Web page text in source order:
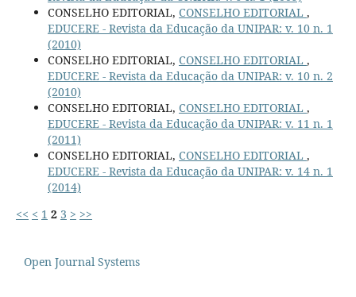
CONSELHO EDITORIAL, CONSELHO EDITORIAL ,
EDUCERE - Revista da Educação da UNIPAR: v. 10 n. 1
(2010)
CONSELHO EDITORIAL, CONSELHO EDITORIAL ,
EDUCERE - Revista da Educação da UNIPAR: v. 10 n. 2
(2010)
CONSELHO EDITORIAL, CONSELHO EDITORIAL ,
EDUCERE - Revista da Educação da UNIPAR: v. 11 n. 1
(2011)
CONSELHO EDITORIAL, CONSELHO EDITORIAL ,
EDUCERE - Revista da Educação da UNIPAR: v. 14 n. 1
(2014)
<< < 1 2 3 > >>
Open Journal Systems